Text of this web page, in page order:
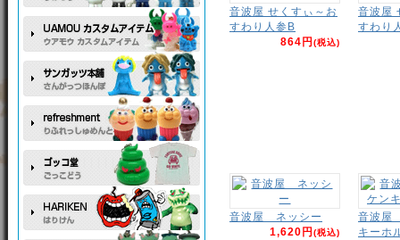
音波屋 せくすぃ～お
すわり人参B
864円(税込)
音波屋
すわり
音波屋 ネッシー
1,620円(税込)
音波
キーホ